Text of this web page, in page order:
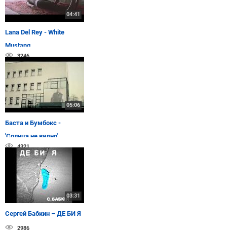
04:41
Lana Del Rey - White
Mustang
3246
05:06
Баста и Бумбокс -
'Солнца не видно'
4321
03:31
Сергей Бабкин – ДЕ БИ Я
2986